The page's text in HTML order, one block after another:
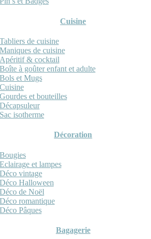
Cuisine
Tabliers de cuisine
Maniques de cuisine
Apéritif & cocktail
Boîte à goûter enfant et adulte
Bols et Mugs
Cuisine
Gourdes et bouteilles
Décapsuleur
Sac isotherme
Décoration
Bougies
Eclairage et lampes
Déco vintage
Déco Halloween
Déco de Noël
Déco romantique
Déco Pâques
Bagagerie